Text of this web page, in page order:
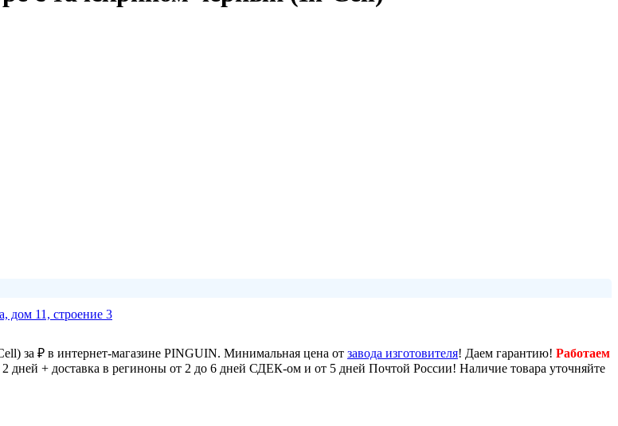
дом 11, строение 3
за ₽ в интернет-магазине PINGUIN. Минимальная цена от завода изготовителя! Даем гарантию! Работаем
дней + доставка в региноны от 2 до 6 дней СДЕК-ом и от 5 дней Почтой России! Наличие товара уточняйте